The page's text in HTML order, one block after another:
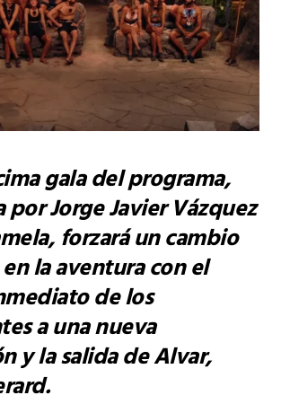
gala del programa,
Jorge Javier Vázquez
forzará un cambio
la aventura con el
de los
a una nueva
y la salida de Alvar,